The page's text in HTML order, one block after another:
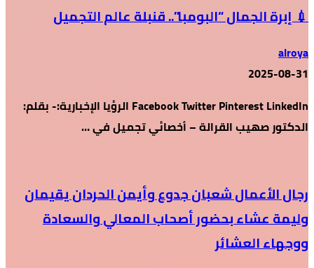
💉 إبرة الجمال “البومبا”.. قنبلة عالم التجميل
alroya
2025-08-31
Facebook Twitter Pinterest LinkedIn الرؤيا الإخبارية:- بقلم:
الدكتور صهيب القرالة – أخصائي تجميل في …
رجال الأعمال شعبان جدوع وأيمن الحردان يقيمان
وليمة عشاء بحضور أصحاب المعالي والسعادة
ووجهاء العشائر